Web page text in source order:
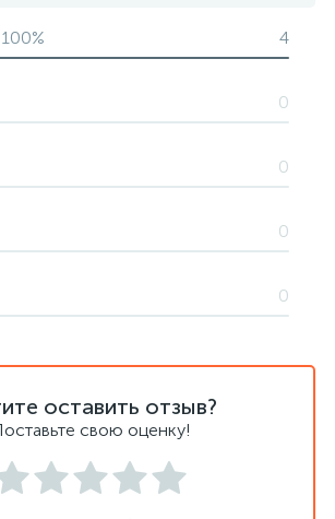
оставить отзыв?
свою оценку!
100% 4
0
0
0
0